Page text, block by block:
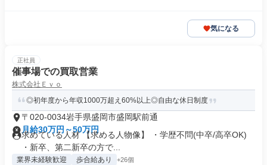
気になる
正社員
催事場での買取営業
株式会社Ｅｖｏ
◎初年度から年収1000万超え60%以上◎自由な休日制度
〒020-0034岩手県盛岡市盛岡駅前通
月給30万円～50万円
求めている人材 【求める人物像】 ・学歴不問(中卒/高卒OK)
・新卒、第二新卒の方で...
業界未経験歓迎 歩合給あり +26個